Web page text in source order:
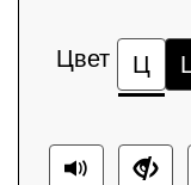
Цвет Ц